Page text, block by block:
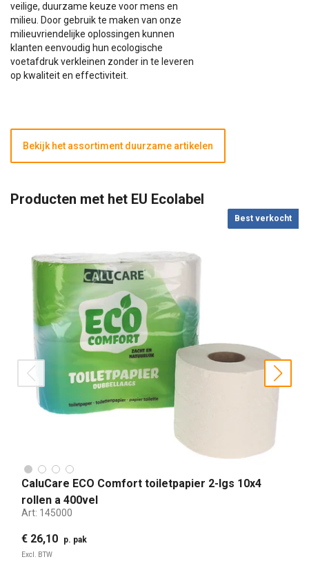
veilige, duurzame keuze voor mens en
milieu. Door gebruik te maken van onze
milieuvriendelijke oplossingen kunnen
klanten eenvoudig hun ecologische
voetafdruk verkleinen zonder in te leveren
op kwaliteit en effectiviteit.
Bekijk het assortiment duurzame artikelen
Producten met het EU Ecolabel
Best verkocht
CaluCare ECO Comfort toiletpapier 2-lgs 10x4
rollen a 400vel
Art: 145000
€ 26,10 p. pak
Excl. BTW
prev next